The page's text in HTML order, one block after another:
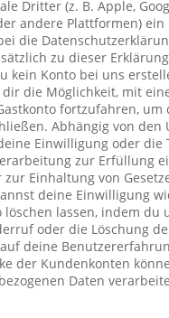
Dritter (z. B. Apple,
andere Plattformen) ein
die
zu dieser
kein Konto bei uns
die Möglichkeit, mit
fortzufahren, um
Abhängig von den
Einwilligung oder die
zur Erfüllung
Einhaltung von
deine Einwilligung
lassen, indem du
oder die Löschung
deine
der Kundenkonten
Daten